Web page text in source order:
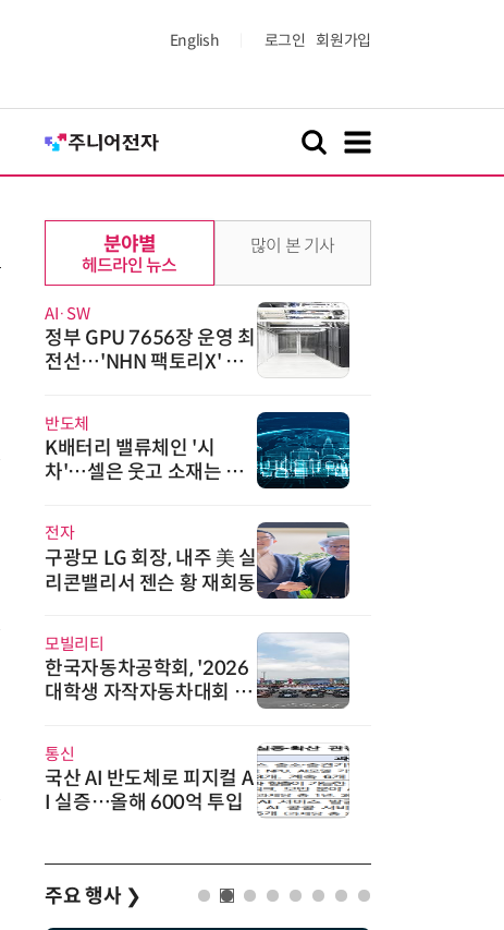
English 로그인 회원가입
분야별
헤드라인 뉴스
AI·SW
정부 GPU 7656장 운영 최
전선…'NHN 팩토리X' 가
반도체
K배터리 밸류체인 '시
차'…셀은 웃고 소재는 아
전자
구광모 LG 회장, 내주 美 실
리콘밸리서 젠슨 황 재회동
모빌리티
한국자동차공학회, '2026
대학생 자작자동차대회 포
통신
국산 AI 반도체로 피지컬 A
I 실증…올해 600억 투입
많이 본 기사
주요 행사 ❯